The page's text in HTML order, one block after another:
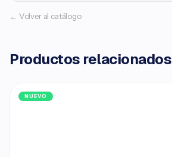
← Volver al catálogo
Productos relacionados
NUEVO